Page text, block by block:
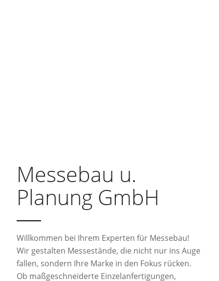
Messebau u.
Planung GmbH
Willkommen bei Ihrem Experten für Messebau!
Wir gestalten Messestände, die nicht nur ins Auge
fallen, sondern Ihre Marke in den Fokus rücken.
Ob maßgeschneiderte Einzelanfertigungen,